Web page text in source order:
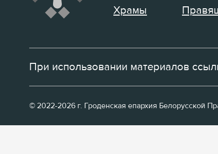
Храмы
При использовании материалов
© 2022-2026 г. Гроденская епархия Белорусской